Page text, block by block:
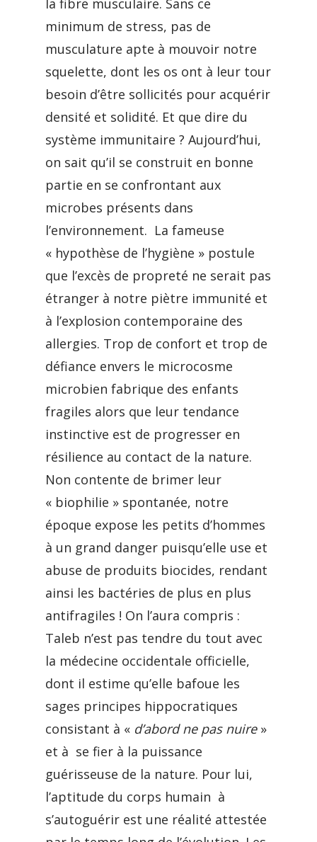
la fibre musculaire. Sans ce
minimum de stress, pas de
musculature apte à mouvoir notre
squelette, dont les os ont à leur tour
besoin d’être sollicités pour acquérir
densité et solidité. Et que dire du
système immunitaire ? Aujourd’hui,
on sait qu’il se construit en bonne
partie en se confrontant aux
microbes présents dans
l’environnement. La fameuse
« hypothèse de l’hygiène » postule
que l’excès de propreté ne serait pas
étranger à notre piètre immunité et
à l’explosion contemporaine des
allergies. Trop de confort et trop de
défiance envers le microcosme
microbien fabrique des enfants
fragiles alors que leur tendance
instinctive est de progresser en
résilience au contact de la nature.
Non contente de brimer leur
« biophilie » spontanée, notre
époque expose les petits d’hommes
à un grand danger puisqu’elle use et
abuse de produits biocides, rendant
ainsi les bactéries de plus en plus
antifragiles ! On l’aura compris :
Taleb n’est pas tendre du tout avec
la médecine occidentale officielle,
dont il estime qu’elle bafoue les
sages principes hippocratiques
consistant à « d’abord ne pas nuire »
et à se fier à la puissance
guérisseuse de la nature. Pour lui,
l’aptitude du corps humain à
s’autoguérir est une réalité attestée